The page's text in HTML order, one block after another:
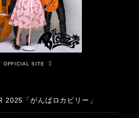
OFFICIAL SITE
「がんばロカビリー」